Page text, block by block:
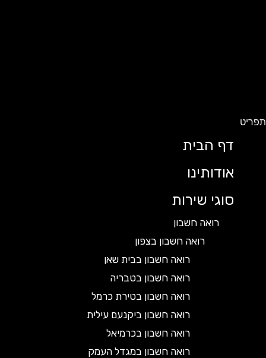
דף הבית
אודותינו
סוגי שירות
רואה חשבון
רואה חשבון בצפון
רואה חשבון בבית שאן
רואה חשבון בטבריה
רואה חשבון בטירת כרמל
רואה חשבון ביקנעם עילית
רואה חשבון בכרמיאל
רואה חשבון במגדל העמק